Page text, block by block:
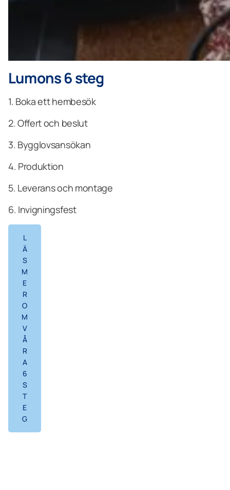
Lumons 6 steg
1. Boka ett hembesök
2. Offert och beslut
3. Bygglovsansökan
4. Produktion
5. Leverans och montage
6. Invigningsfest
L
Ä
S
M
E
R
O
M
V
Å
R
A
6
S
T
E
G